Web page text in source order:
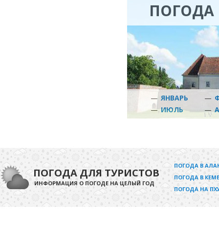
ПОГОДА
— ЯНВАРЬ —
— ИЮЛЬ —
ПОГОДА ДЛЯ ТУРИСТОВ
ИНФОРМАЦИЯ О ПОГОДЕ НА ЦЕЛЫЙ ГОД
ПОГОДА В
ПОГОДА В
ПОГОДА НА